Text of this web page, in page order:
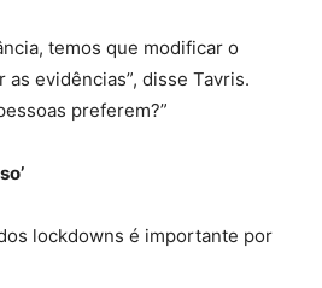
temos que modificar o
evidências”, disse Tavris.
preferem?”
lockdowns é importante por